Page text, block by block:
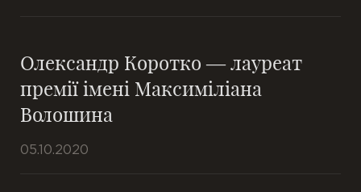
Олександр Коротко — лауреат
премії імені Максиміліана
Волошина
05.10.2020